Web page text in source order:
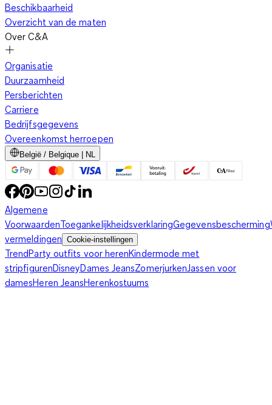
Beschikbaarheid
Overzicht van de maten
Over C&A
Organisatie
Duurzaamheid
Persberichten
Carriere
Bedrijfsgegevens
Overeenkomst herroepen
België / Belgique | NL
Algemene
VoorwaardenToegankelijkheidsverklaringGegevensbescherming
vermeldingen Cookie-instellingen
TrendParty outfits voor herenKindermode met
stripfigurenDisneyDames JeansZomerjurkenJassen voor
damesHeren JeansHerenkostuums